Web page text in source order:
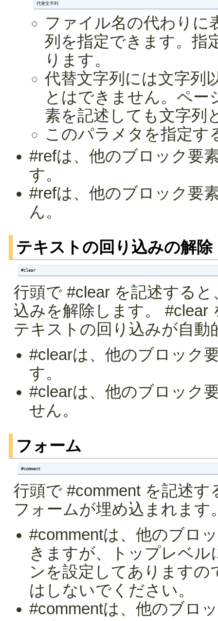
代替文字列
ファイル名の代わりに
列を指定できます。指
ります。
代替文字列には文字列
とはできません。ペー
素を記述しても文字列
このパラメタを指定す
#refは、他のブロック要
す。
#refは、他のブロック要
ん。
テキストの回り込みの解除
#clear
行頭で #clear を記述する
込みを解除します。 #clear
テキストの回り込みが自動
#clearは、他のブロック
す。
#clearは、他のブロック
せん。
フォーム
#comment
行頭で #comment を記述
フォームが埋め込まれます
#commentは、他のブロ
きますが、トップレベ
ンを設定してありますの
はしないでください。
#commentは、他のブロ